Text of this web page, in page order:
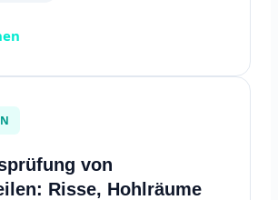
von
Risse, Hohlräume